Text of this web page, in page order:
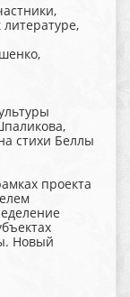
стихи Беллы
проекта
Новый